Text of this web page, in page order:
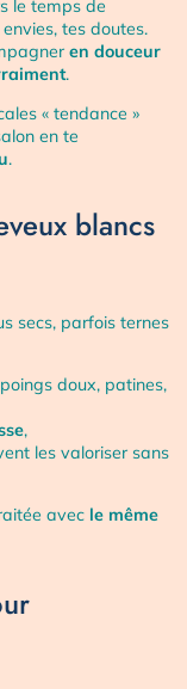
le temps de
tes doutes.
en douceur
.
« tendance »
en te
.
blancs
secs, parfois ternes
doux, patines,
,
les valoriser sans
avec le même